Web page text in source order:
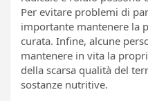
Per evitare problemi di
importante mantenere la
curata. Infine, alcune
mantenere in vita la
della scarsa qualità del
sostanze nutritive.